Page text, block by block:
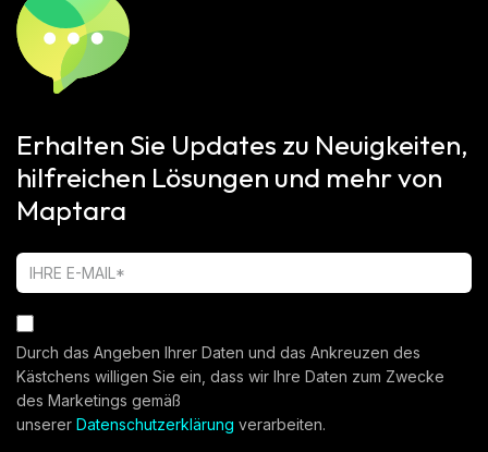
Erhalten Sie Updates zu Neuigkeiten,
hilfreichen Lösungen und mehr von
Maptara
Durch das Angeben Ihrer Daten und das Ankreuzen des
Kästchens willigen Sie ein, dass wir Ihre Daten zum Zwecke
des Marketings gemäß
unserer Datenschutzerklärung verarbeiten.